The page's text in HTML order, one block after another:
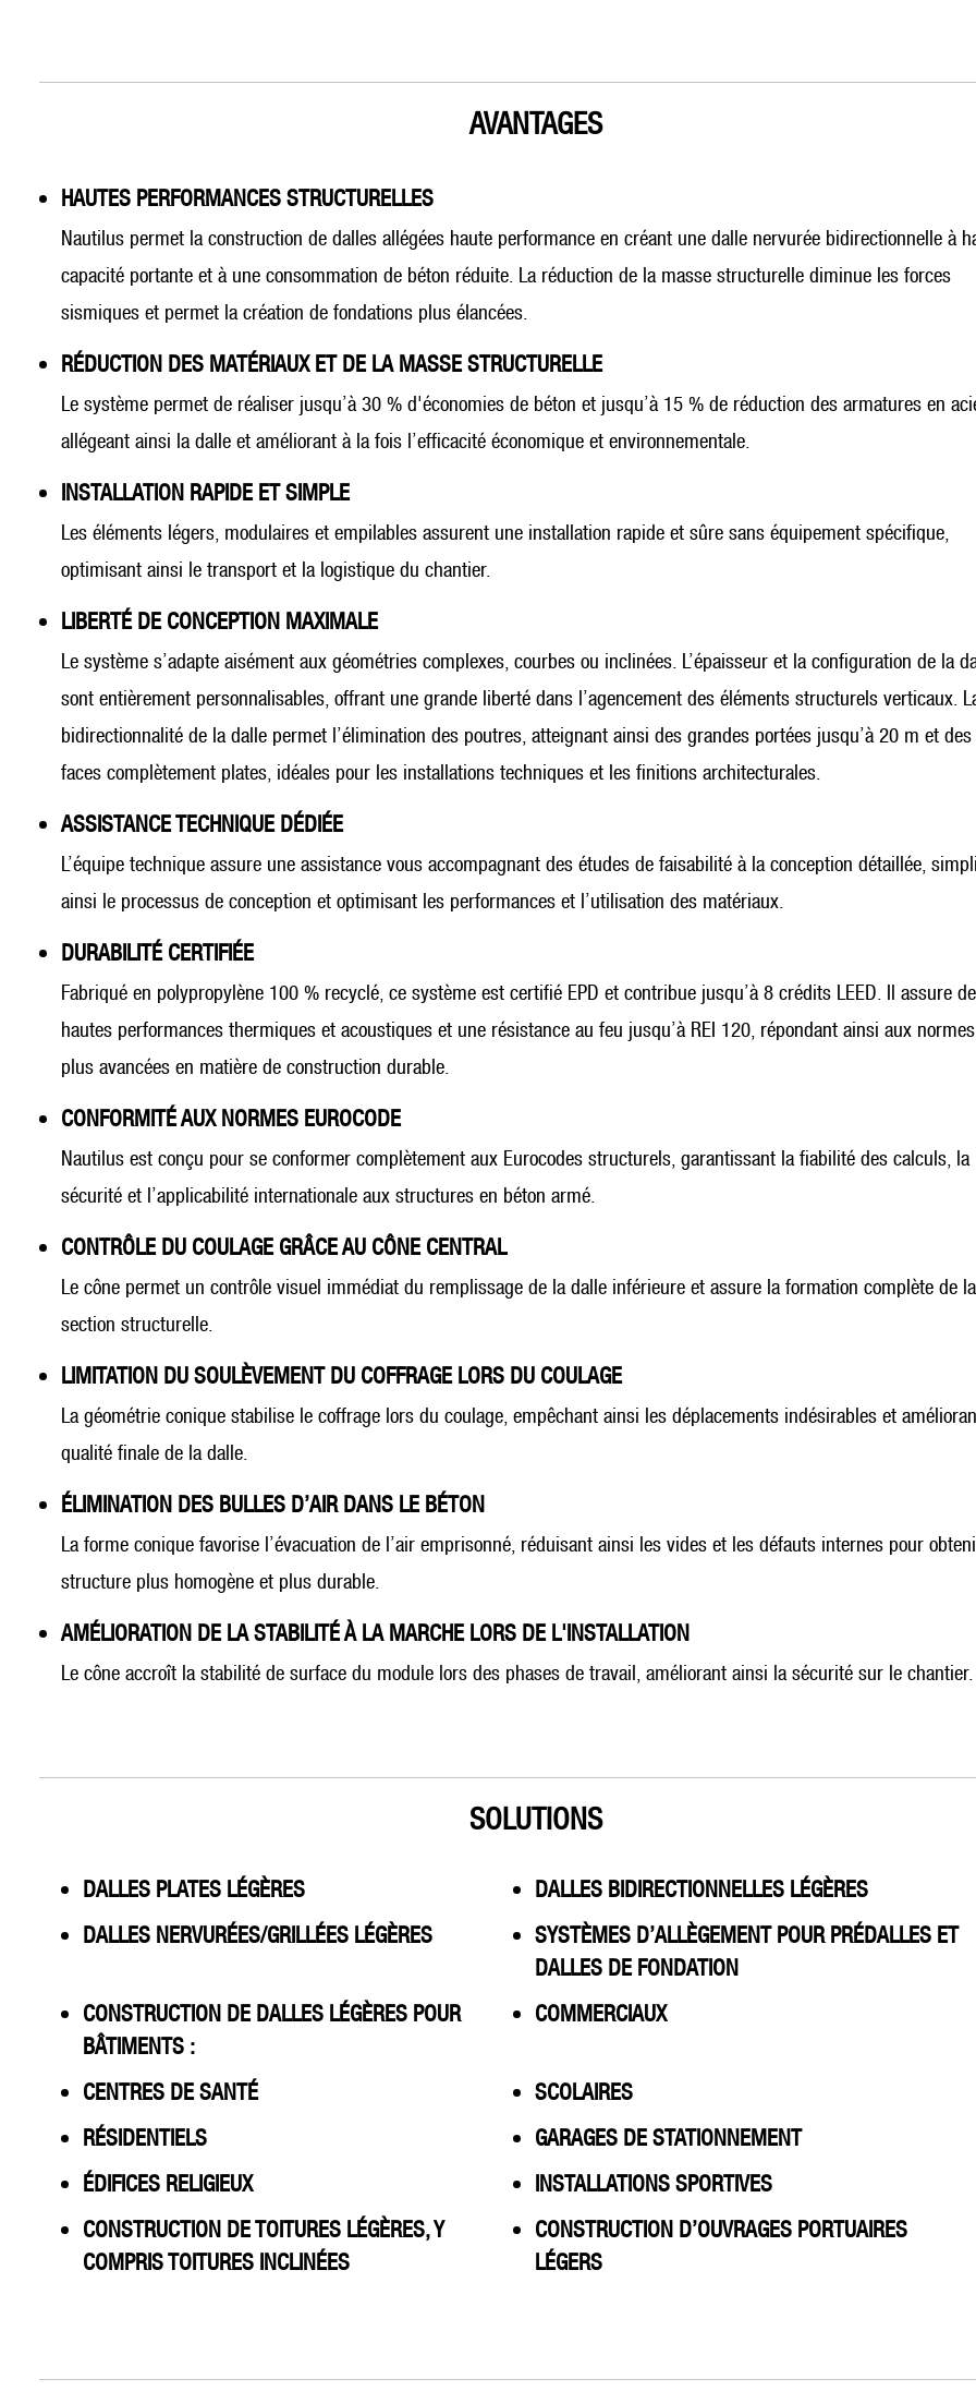
AVANTAGES
HAUTES PERFORMANCES STRUCTURELLES
Nautilus permet la construction de dalles allégées haute performance en créant une dalle nervurée bidirectionnelle à
capacité portante et à une consommation de béton réduite. La réduction de la masse structurelle diminue les forces
sismiques et permet la création de fondations plus élancées.
RÉDUCTION DES MATÉRIAUX ET DE LA MASSE STRUCTURELLE
Le système permet de réaliser jusqu’à 30 % d'économies de béton et jusqu’à 15 % de réduction des armatures en
allégeant ainsi la dalle et améliorant à la fois l’efficacité économique et environnementale.
INSTALLATION RAPIDE ET SIMPLE
Les éléments légers, modulaires et empilables assurent une installation rapide et sûre sans équipement spécifique,
optimisant ainsi le transport et la logistique du chantier.
LIBERTÉ DE CONCEPTION MAXIMALE
Le système s’adapte aisément aux géométries complexes, courbes ou inclinées. L’épaisseur et la configuration de la
sont entièrement personnalisables, offrant une grande liberté dans l’agencement des éléments structurels verticaux.
bidirectionnalité de la dalle permet l’élimination des poutres, atteignant ainsi des grandes portées jusqu’à 20 m et
faces complètement plates, idéales pour les installations techniques et les finitions architecturales.
ASSISTANCE TECHNIQUE DÉDIÉE
L’équipe technique assure une assistance vous accompagnant des études de faisabilité à la conception détaillée,
ainsi le processus de conception et optimisant les performances et l’utilisation des matériaux.
DURABILITÉ CERTIFIÉE
Fabriqué en polypropylène 100 % recyclé, ce système est certifié EPD et contribue jusqu’à 8 crédits LEED. Il assure de
hautes performances thermiques et acoustiques et une résistance au feu jusqu’à REI 120, répondant ainsi aux
plus avancées en matière de construction durable.
CONFORMITÉ AUX NORMES EUROCODE
Nautilus est conçu pour se conformer complètement aux Eurocodes structurels, garantissant la fiabilité des calculs, la
sécurité et l’applicabilité internationale aux structures en béton armé.
CONTRÔLE DU COULAGE GRÂCE AU CÔNE CENTRAL
Le cône permet un contrôle visuel immédiat du remplissage de la dalle inférieure et assure la formation complète de la
section structurelle.
LIMITATION DU SOULÈVEMENT DU COFFRAGE LORS DU COULAGE
La géométrie conique stabilise le coffrage lors du coulage, empêchant ainsi les déplacements indésirables et
qualité finale de la dalle.
ÉLIMINATION DES BULLES D’AIR DANS LE BÉTON
La forme conique favorise l’évacuation de l’air emprisonné, réduisant ainsi les vides et les défauts internes pour
structure plus homogène et plus durable.
AMÉLIORATION DE LA STABILITÉ À LA MARCHE LORS DE L'INSTALLATION
Le cône accroît la stabilité de surface du module lors des phases de travail, améliorant ainsi la sécurité sur le chantier.
SOLUTIONS
DALLES PLATES LÉGÈRES
DALLES BIDIRECTIONNELLES LÉGÈRES
DALLES NERVURÉES/GRILLÉES LÉGÈRES
SYSTÈMES D’ALLÈGEMENT POUR PRÉDALLES ET
DALLES DE FONDATION
CONSTRUCTION DE DALLES LÉGÈRES POUR
BÂTIMENTS :
COMMERCIAUX
CENTRES DE SANTÉ
SCOLAIRES
RÉSIDENTIELS
GARAGES DE STATIONNEMENT
ÉDIFICES RELIGIEUX
INSTALLATIONS SPORTIVES
CONSTRUCTION DE TOITURES LÉGÈRES, Y
COMPRIS TOITURES INCLINÉES
CONSTRUCTION D’OUVRAGES PORTUAIRES
LÉGERS